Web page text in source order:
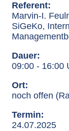
Referent:
Marvin-I.
SiGeKo,
Dauer:
09:00 - 16:00
Ort:
noch offen
Termin:
24.07.2025